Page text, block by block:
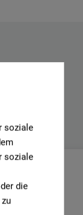
soziale
soziale
die